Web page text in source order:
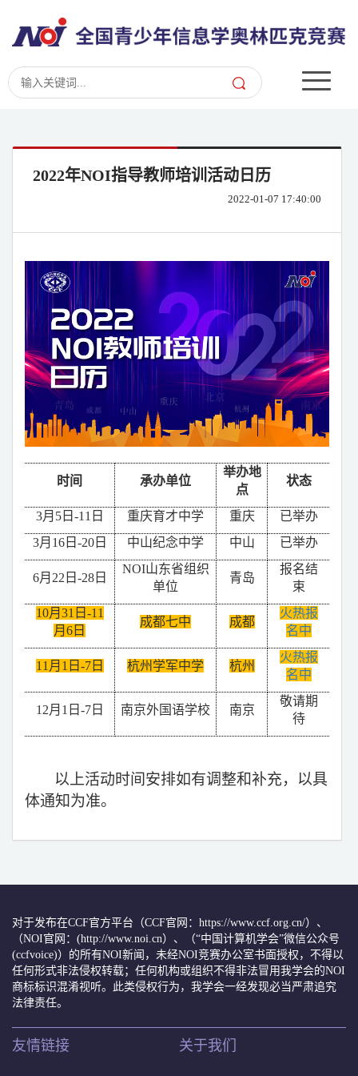
2022年NOI指导教师培训活动日历
2022-01-07 17:40:00
时间 承办单位
举办地
点
状态
3月 5日 -11 日 重庆育才中学 重庆
已举办
3月 16日 -20日 中山纪念中学 中山 已举办
6月 22 日 -28日
NOI山东省组织
单位
青岛
报名结
束
10月 31 日 -11
月 6 日
成都七中 成都
火热报
名中
11 月 1 日 -7日 杭州学军中学 杭州
火热报
名中
12月 1 日 -7日 南京外国语学校 南京
敬请期
待
以上活动时间安排如有调整和补充，以具
体通知为准。
对于发布在CCF官方平台（CCF官网：https://www.ccf.org.cn/）、
（NOI官网：(http://www.noi.cn）、（“中国计算机学会”微信公众号
(ccfvoice)）的所有NOI新闻，未经NOI竞赛办公室书面授权，不得以
任何形式非法侵权转载；任何机构或组织不得非法冒用我学会的NOI
商标标识混淆视听。此类侵权行为，我学会一经发现必当严肃追究
法律责任。
友情链接 关于我们